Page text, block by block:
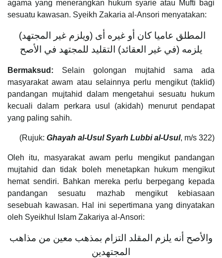
agama yang menerangkan hukum syarie atau Mufti bagi
sesuatu kawasan. Syeikh Zakaria al-Ansori menyatakan:
(ويلزم غير المجتهد) المطلق عاميا كان أو غيره أى
يلزمه (في غير العقائد) التقليد للمجتهد في الأصح
Bermaksud: Selain golongan mujtahid sama ada
masyarakat awam atau selainnya perlu mengikut (taklid)
pandangan mujtahid dalam mengetahui sesuatu hukum
kecuali dalam perkara usul (akidah) menurut pendapat
yang paling sahih.
(Rujuk: Ghayah al-Usul Syarh Lubbi al-Usul, m/s 322)
Oleh itu, masyarakat awam perlu mengikut pandangan
mujtahid dan tidak boleh menetapkan hukum mengikut
hemat sendiri. Bahkan mereka perlu berpegang kepada
pandangan sesuatu mazhab mengikut kebiasaan
sesebuah kawasan. Hal ini sepertimana yang dinyatakan
oleh Syeikhul Islam Zakariya al-Ansori:
والأصح أنه يلزم المقلد التزام بمذهب معين من مذاهب
المجتهدين